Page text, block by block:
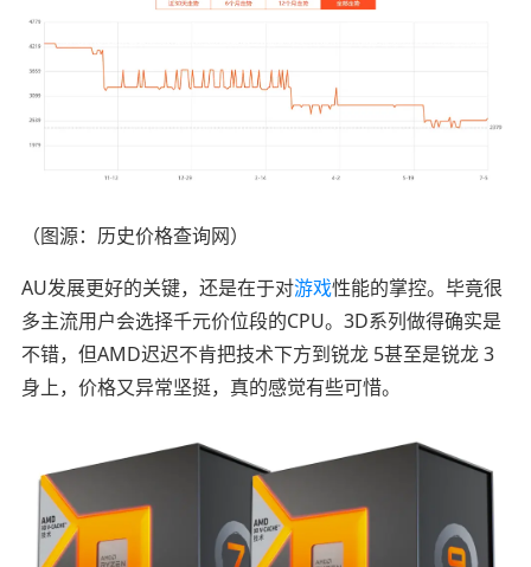
（图源：历史价格查询网）
AU发展更好的关键，还是在于对游戏性能的掌控。毕竟很
多主流用户会选择千元价位段的CPU。3D系列做得确实是
不错，但AMD迟迟不肯把技术下方到锐龙 5甚至是锐龙 3
身上，价格又异常坚挺，真的感觉有些可惜。